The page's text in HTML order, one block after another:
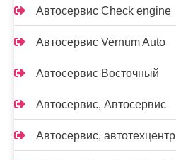
Автосервис Check engine
Автосервис Vernum Auto
Автосервис Восточный
Автосервис, Автосервис
Автосервис, автотехцентр